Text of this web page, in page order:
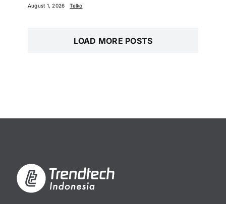
August 1, 2026 Telko
LOAD MORE POSTS